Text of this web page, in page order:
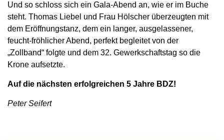
Und so schloss sich ein Gala-Abend an, wie er im Buche
steht. Thomas Liebel und Frau Hölscher überzeugten mit
dem Eröffnungstanz, dem ein langer, ausgelassener,
feucht-fröhlicher Abend, perfekt begleitet von der
„Zollband“ folgte und dem 32. Gewerkschaftstag so die
Krone aufsetzte.
Auf die nächsten erfolgreichen 5 Jahre BDZ!
Peter Seifert